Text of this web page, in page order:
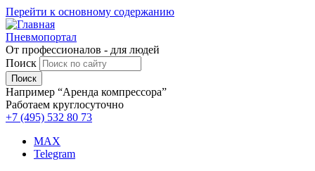
Перейти к основному содержанию
Пневмопортал
От профессионалов - для людей
Поиск
Например “Аренда компрессора”
Работаем круглосуточно
+7 (495) 532 80 73
MAX
Telegram